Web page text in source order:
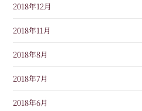
2018年12月
2018年11月
2018年8月
2018年7月
2018年6月